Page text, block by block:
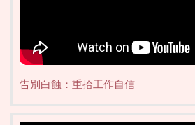
告別白蝕：重拾工作自信